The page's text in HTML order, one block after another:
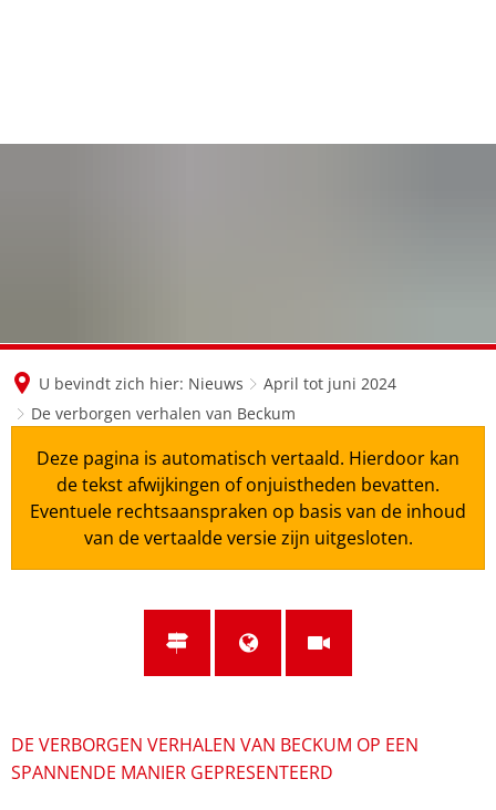
de
U bevindt zich hier: Nieuws
April tot juni 2024
De verborgen verhalen van Beckum
Deze pagina is automatisch vertaald. Hierdoor kan
de tekst afwijkingen of onjuistheden bevatten.
Eventuele rechtsaanspraken op basis van de inhoud
van de vertaalde versie zijn uitgesloten.
DE VERBORGEN VERHALEN VAN BECKUM OP EEN
SPANNENDE MANIER GEPRESENTEERD